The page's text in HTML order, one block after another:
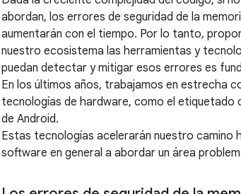
abordan, los errores de seguridad de la
aumentarán con el tiempo. Por lo tanto,
nuestro ecosistema las herramientas y
puedan detectar y mitigar esos errores es
En los últimos años, trabajamos en estrecha
tecnologías de hardware, como el etiquetado
de Android.
Estas tecnologías acelerarán nuestro camino
software en general a abordar un área